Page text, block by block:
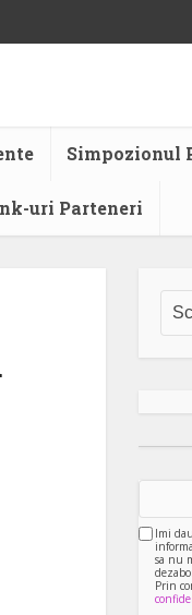
Simpozionul
uri Parteneri
Imi
sa nu
Prin